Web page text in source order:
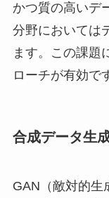
かつ質の高いデ
分野においては
ます。この課題
ローチが有効で
合成データ生
GAN（敵対的生